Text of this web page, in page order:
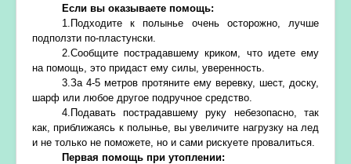
Если вы оказываете помощь:
1.Подходите к полынье очень осторожно, лучше
подползти по-пластунски.
2.Сообщите пострадавшему криком, что идете ему
на помощь, это придаст ему силы, уверенность.
3.За 4-5 метров протяните ему веревку, шест, доску,
шарф или любое другое подручное средство.
4.Подавать пострадавшему руку небезопасно, так
как, приближаясь к полынье, вы увеличите нагрузку на лед
и не только не поможете, но и сами рискуете провалиться.
Первая помощь при утоплении: